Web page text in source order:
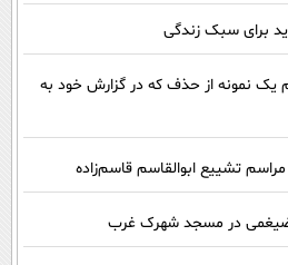
برای سبک زندگی
یک نمونه از حذف که در گزارش خود به
تشییع ابوالقاسم قاسم‌زاده
ضیغمی در مسجد شهرک غرب